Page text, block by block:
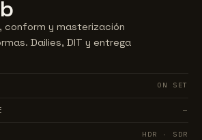
conform y masterización
Dailies, DIT y entrega
ON SET
—
HDR · SDR